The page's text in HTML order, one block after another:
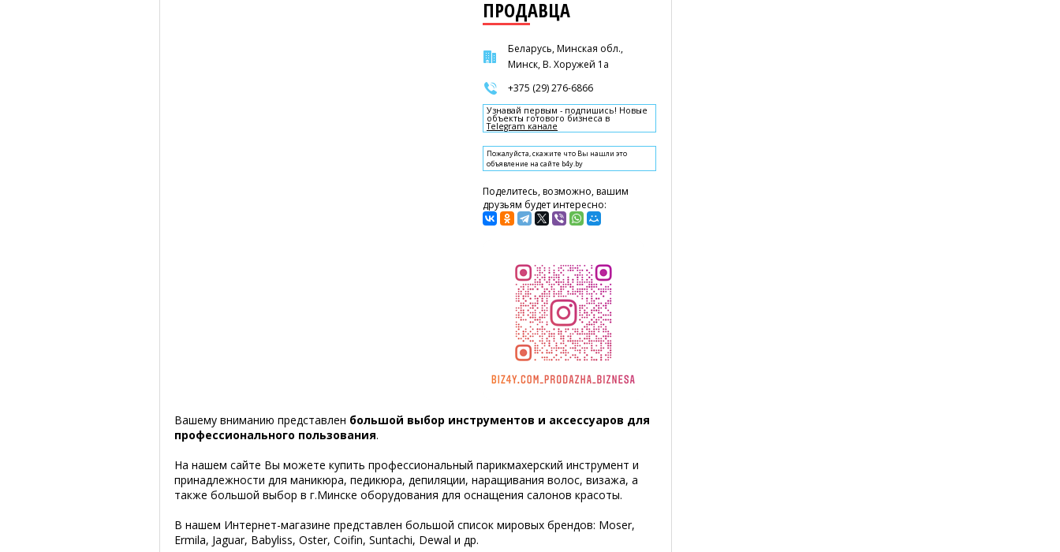
ПРОДАВЦА
Беларусь, Минская обл.,
Минск, В. Хоружей 1а
+375 (29) 276-6866
Узнавай первым - подпишись! Новые
объекты готового бизнеса в
Telegram канале
Пожалуйста, скажите что Вы нашли это
объявление на сайте b4y.by
Поделитесь, возможно, вашим
друзьям будет интересно:
Вашему вниманию представлен большой выбор инструментов и аксессуаров для
профессионального пользования.
На нашем сайте Вы можете купить профессиональный парикмахерский инструмент и
принадлежности для маникюра, педикюра, депиляции, наращивания волос, визажа, а
также большой выбор в г.Минске оборудования для оснащения салонов красоты.
В нашем Интернет-магазине представлен большой список мировых брендов: Moser,
Ermila, Jaguar, Babyliss, Oster, Coifin, Suntachi, Dewal и др.